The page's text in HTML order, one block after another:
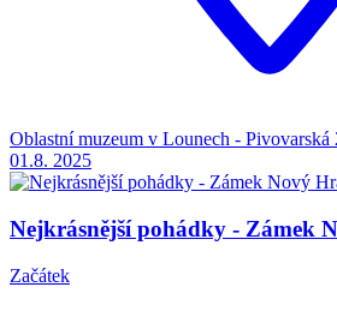
Oblastní muzeum v Lounech -
01.8. 2025
Nejkrásnější pohádky - Zámek
Začátek